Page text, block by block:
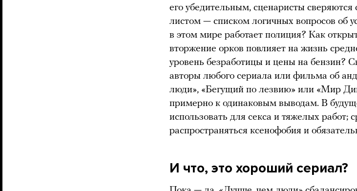
его убедительным, сценаристы сверяются
листом — списком логичных вопросов об
в этом мире работает полиция? Как
вторжение орков повлияет на жизнь
уровень безработицы и цены на бензин?
авторы любого сериала или фильма об
люди», «Бегущий по лезвию» или «Мир
примерно к одинаковым выводам. В
использовать для секса и тяжелых работ;
распространяться ксенофобия и
И что, это хороший сериал?